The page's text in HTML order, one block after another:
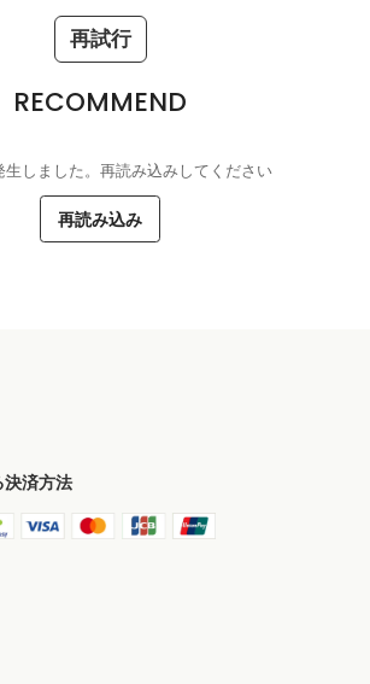
再試行
RECOMMEND
生しました。再読み込みしてください
再読み込み
決済方法